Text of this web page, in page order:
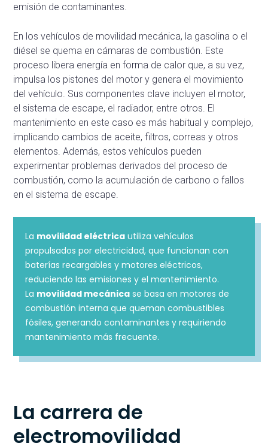
emisión de contaminantes.
En los vehículos de movilidad mecánica, la gasolina o el
diésel se quema en cámaras de combustión. Este
proceso libera energía en forma de calor que, a su vez,
impulsa los pistones del motor y genera el movimiento
del vehículo. Sus componentes clave incluyen el motor,
el sistema de escape, el radiador, entre otros. El
mantenimiento en este caso es más habitual y complejo,
implicando cambios de aceite, filtros, correas y otros
elementos. Además, estos vehículos pueden
experimentar problemas derivados del proceso de
combustión, como la acumulación de carbono o fallos
en el sistema de escape.
La movilidad eléctrica utiliza vehículos
propulsados por electricidad, que funcionan con
baterías recargables y motores eléctricos,
reduciendo las emisiones y el mantenimiento.
La movilidad mecánica se basa en motores de
combustión interna que queman combustibles
fósiles, generando contaminantes y requiriendo
mantenimiento más frecuente.
La carrera de
electromovilidad